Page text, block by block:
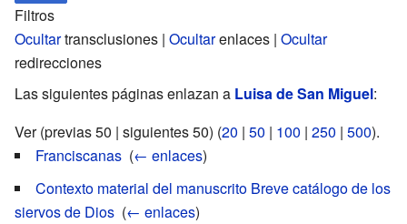
Filtros
Ocultartransclusiones | Ocultarenlaces | Ocultar
redirecciones
Las siguientes páginas enlazan a Luisa de San Miguel:
Ver (previas 50 | siguientes 50) (20 | 50 | 100 | 250 | 500).
Franciscanas (← enlaces)
Contexto material del manuscrito Breve catálogo de los
siervos de Dios (← enlaces)